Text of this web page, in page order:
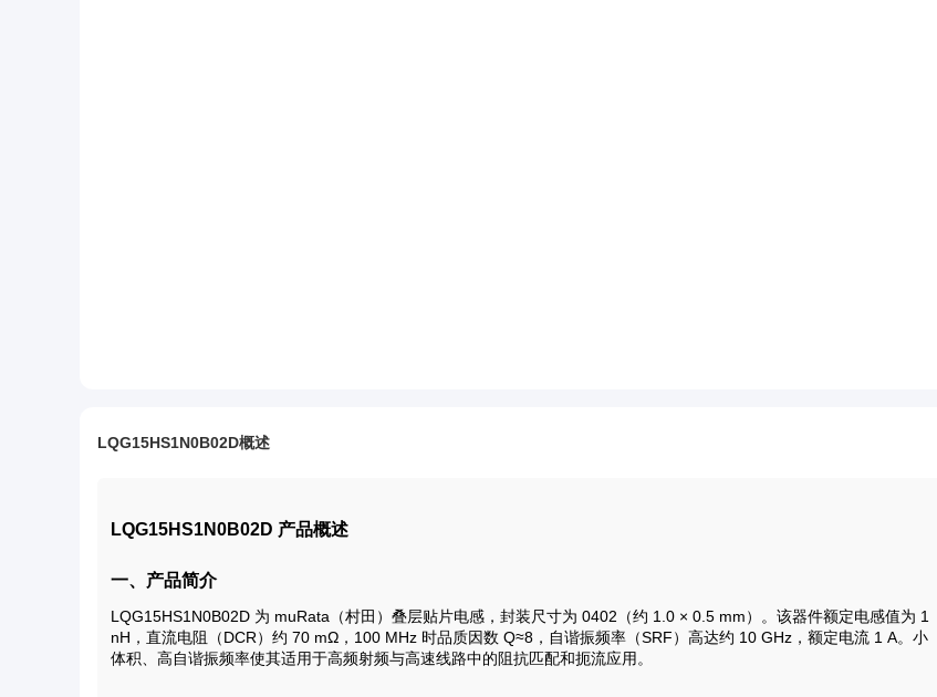
LQG15HS1N0B02D概述
LQG15HS1N0B02D 产品概述
一、产品简介
LQG15HS1N0B02D 为 muRata（村田）叠层贴片电感，封装尺寸为 0402（约 1.0 × 0.5 mm）。该器件额定电感值为 1
nH，直流电阻（DCR）约 70 mΩ，100 MHz 时品质因数 Q≈8，自谐振频率（SRF）高达约 10 GHz，额定电流 1 A。小
体积、高自谐振频率使其适用于高频射频与高速线路中的阻抗匹配和扼流应用。